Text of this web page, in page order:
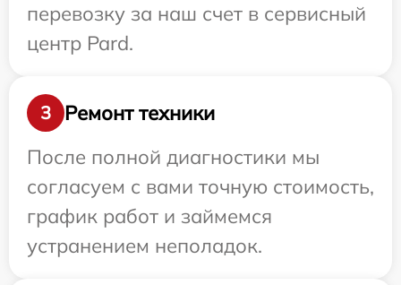
перевозку за наш счет в сервисный
центр Pard.
3
Ремонт техники
После полной диагностики мы
согласуем с вами точную стоимость,
график работ и займемся
устранением неполадок.